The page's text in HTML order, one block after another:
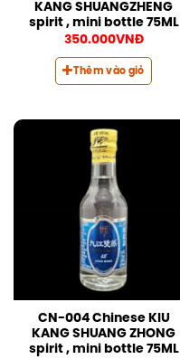
KANG SHUANGZHENG
spirit , mini bottle 75ML
350.000VNĐ
Thêm vào giỏ
CN-004 Chinese KIU
KANG SHUANG ZHONG
spirit , mini bottle 75ML